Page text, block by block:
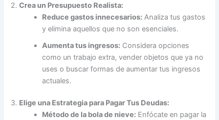
2.Crea un Presupuesto Realista:
Reduce gastos innecesarios: Analiza tus gastos
y elimina aquellos que no son esenciales.
Aumenta tus ingresos: Considera opciones
como un trabajo extra, vender objetos que ya no
uses o buscar formas de aumentar tus ingresos
actuales.
3. Elige una Estrategia para Pagar Tus Deudas:
Método de la bola de nieve: Enfócate en pagar la